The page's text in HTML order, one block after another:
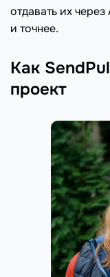
отдавать их через
и точнее.
Как
проект